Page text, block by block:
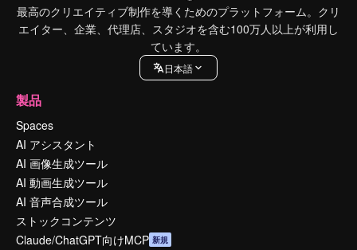
最高のクリエイティブ制作を導くためのプラットフォーム。クリ
エイター、企業、代理店、スタジオを含む100万人以上が利用し
ています。
日本語
製品
Spaces
AI アシスタント
AI 画像生成ツール
AI 動画生成ツール
AI 音声合成ツール
ストックコンテンツ
Claude/ChatGPT向けMCP 新規